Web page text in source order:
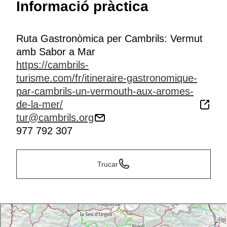
record d’una ruta que combina història, gastronomia i
paisatges.
orígens del vermut fins a la seva màxima expressió en
un escenari incomparable entre Reus i Cambrils.
Informació pràctica
Ruta Gastronòmica per Cambrils: Vermut
amb Sabor a Mar
https://cambrils-
turisme.com/fr/itineraire-gastronomique-
par-cambrils-un-vermouth-aux-aromes-
de-la-mer/
tur@cambrils.org
977 792 307
Trucar